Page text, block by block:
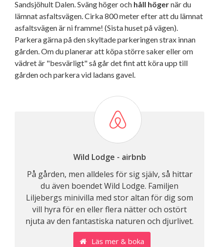
Sandsjöhult Dalen. Sväng höger och håll högernär du
lämnat asfaltsvägen. Cirka 800 meter efter att du lämnat
asfaltsvägen är ni framme! (Sista huset på vägen).
Parkera gärna på den skyltade parkeringen strax innan
gården. Om du planerar att köpa större saker eller om
vädret är "besvärligt" så går det fint att köra upp till
gården och parkera vid ladans gavel.
Wild Lodge - airbnb
På gården, men alldeles för sig själv, så hittar
du även boendet Wild Lodge. Familjen
Liljebergs minivilla med stor altan för dig som
vill hyra för en eller flera nätter och ostört
njuta av den fantastiska naturen och djurlivet.
Läs mer & boka